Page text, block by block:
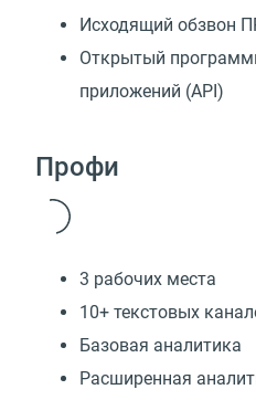
Исходящий обзвон
Открытый
приложений (API)
Профи
3 рабочих места
10+ текстовых
Базовая аналитика
Расширенная